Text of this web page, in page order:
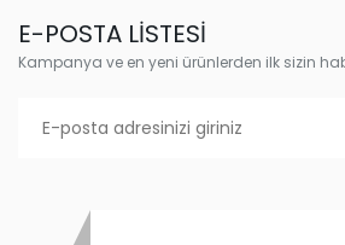
E-POSTA LİSTESİ
Kampanya ve en yeni ürünlerden ilk sizin